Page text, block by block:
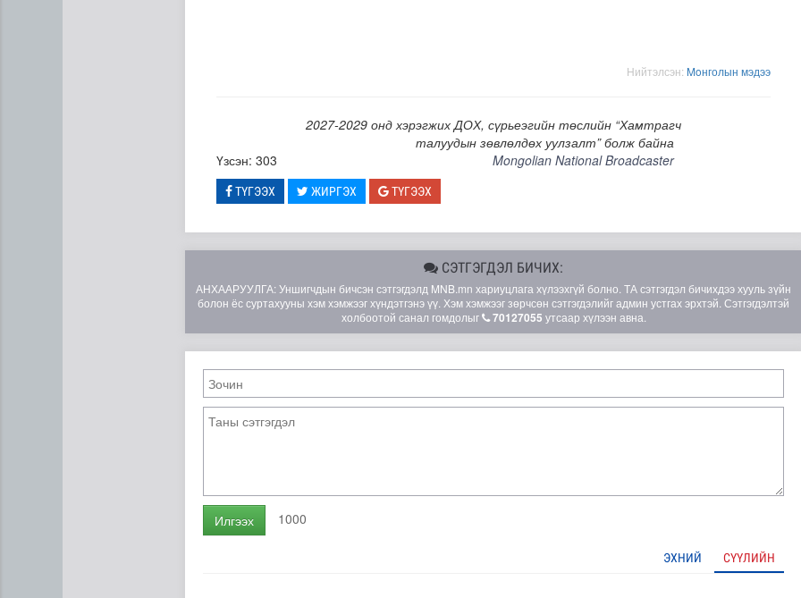
Н.Номтойбаяр: Аймгуудад тулгамдаж буй асуудлуудыг 7 хоног бүр Засгийн газрын х..
Нийтэлсэн: Moнголын мэдээ
2027-2029 онд хэрэгжих ДОХ, сүрьеэгийн төслийн “Хамтрагч
талуудын зөвлөлдөх уулзалт” болж байна
Үзсэн: 303
Mongolian National Broadcaster
ТҮГЭЭХ ЖИРГЭХ ТҮГЭЭХ
СЭТГЭГДЭЛ БИЧИХ:
АНХААРУУЛГА: Уншигчдын бичсэн сэтгэгдэлд MNB.mn хариуцлага хүлээхгүй болно. ТА сэтгэгдэл бичихдээ хууль зүйн
болон ёс суртахууны хэм хэмжээг хүндэтгэнэ үү. Хэм хэмжээг зөрчсөн сэтгэгдэлийг админ устгах эрхтэй. Сэтгэгдэлтэй
холбоотой санал гомдолыг
70127055 утсаар хүлээн авна.
Илгээх 1000
ЭХНИЙ СҮҮЛИЙН